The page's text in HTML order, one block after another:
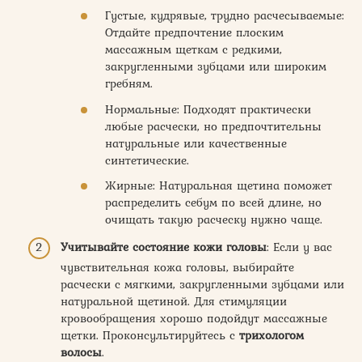
Густые, кудрявые, трудно расчесываемые:
Отдайте предпочтение плоским
массажным щеткам с редкими,
закругленными зубцами или широким
гребням.
Нормальные: Подходят практически
любые расчески, но предпочтительны
натуральные или качественные
синтетические.
Жирные: Натуральная щетина поможет
распределить себум по всей длине, но
очищать такую расческу нужно чаще.
Учитывайте состояние кожи головы: Если у вас
чувствительная кожа головы, выбирайте
расчески с мягкими, закругленными зубцами или
натуральной щетиной. Для стимуляции
кровообращения хорошо подойдут массажные
щетки. Проконсультируйтесь с трихологом
волосы.